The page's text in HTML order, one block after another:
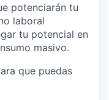
potenciarán tu
laboral
tu potencial en
masivo.
que puedas